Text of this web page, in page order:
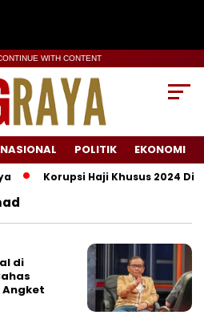
WITH CONTENT
NASIONAL POLITIK EKONOMI
Korupsi Haji Khusus 2024
di
Angket